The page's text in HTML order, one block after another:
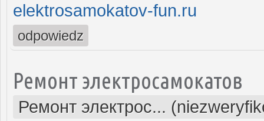
elektrosamokatov-fun.ru
odpowiedz
Ремонт электросамокатов
Ремонт электрос...